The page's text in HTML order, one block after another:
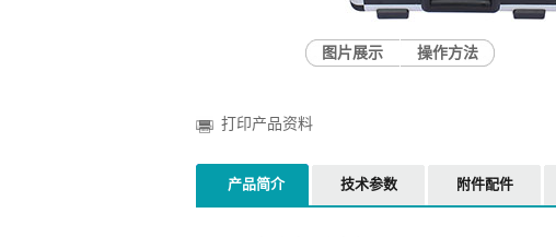
图片展示 操作方法
打印产品资料
产品简介 技术参数 附件配件